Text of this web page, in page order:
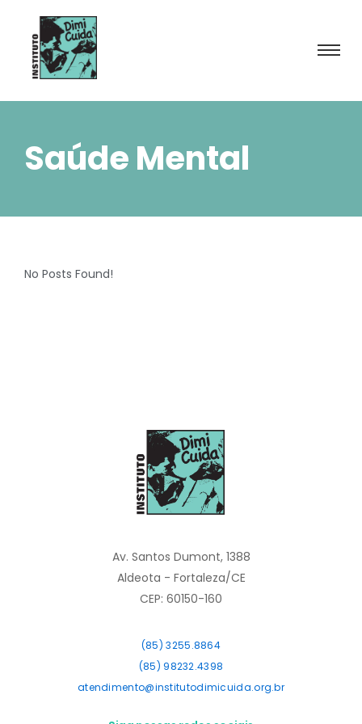
Saúde Mental
No Posts Found!
Av. Santos Dumont, 1388
Aldeota - Fortaleza/CE
CEP: 60150-160
(85) 3255.8864
(85) 98232.4398
atendimento@institutodimicuida.org.br